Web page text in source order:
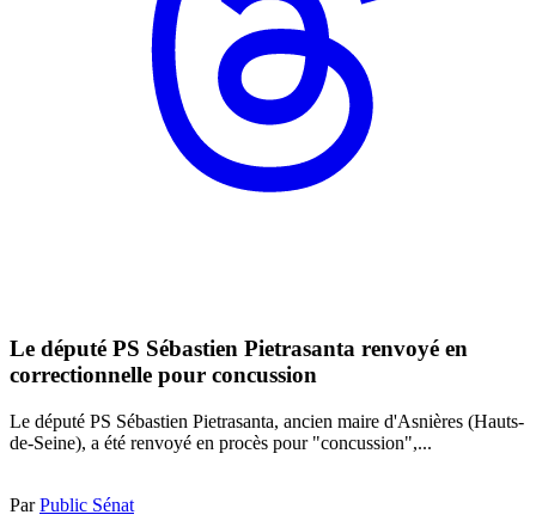
Le député PS Sébastien Pietrasanta renvoyé en
correctionnelle pour concussion
Le député PS Sébastien Pietrasanta, ancien maire d'Asnières (Hauts-
de-Seine), a été renvoyé en procès pour "concussion",...
ParPublic Sénat